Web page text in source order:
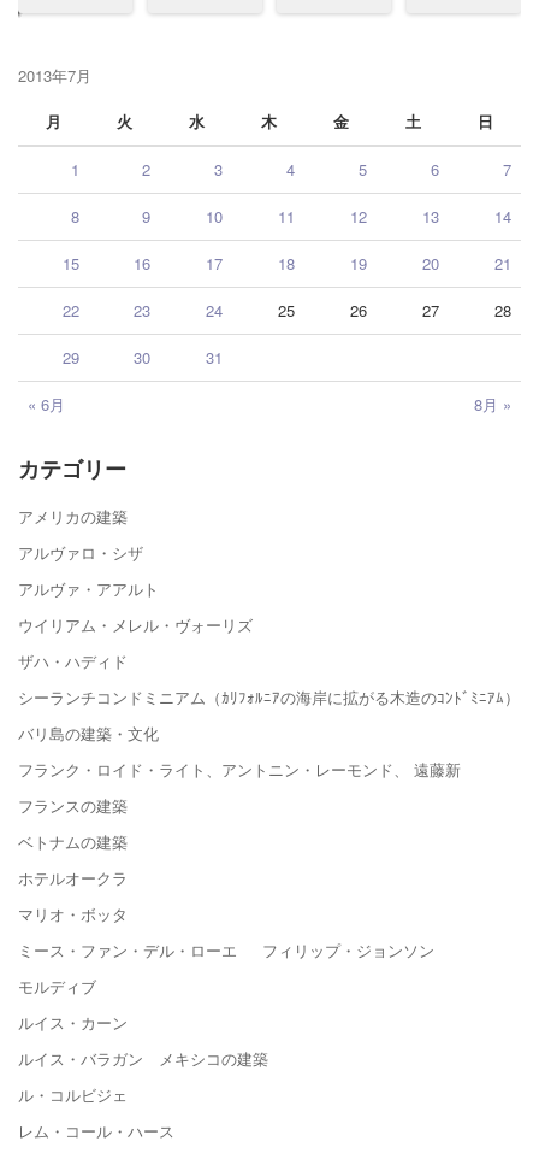
2013年7月
月
火 水 木 金 土 日
« 6月 8月 »
1 2 3 4 5 6 7
8 9 10 11 12 13 14
15 16 17 18 19 20 21
22 23 24 25 26 27 28
29 30 31
カテゴリー
アメリカの建築
アルヴァロ・シザ
アルヴァ・アアルト
ウイリアム・メレル・ヴォーリズ
ザハ・ハディド
シーランチコンドミニアム（ｶﾘﾌｫﾙﾆｱの海岸に拡がる木造のｺﾝﾄﾞﾐﾆｱﾑ）
バリ島の建築・文化
フランク・ロイド・ライト、アントニン・レーモンド、 遠藤新
フランスの建築
ベトナムの建築
ホテルオークラ
マリオ・ボッタ
ミース・ファン・デル・ローエ フィリップ・ジョンソン
モルディブ
ルイス・カーン
ルイス・バラガン メキシコの建築
ル・コルビジェ
レム・コール・ハース